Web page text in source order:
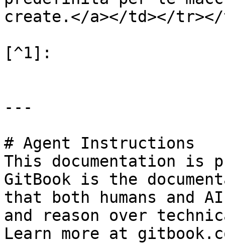
create.</a></td></
[^1]:
---
# Agent Instructions
This documentation is
GitBook is the
that both humans and
and reason over
Learn more at